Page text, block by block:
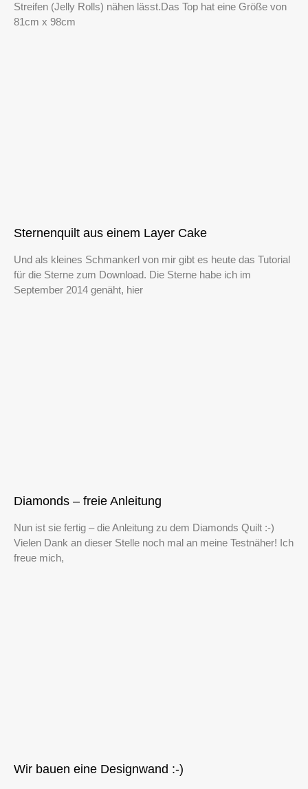
Streifen (Jelly Rolls) nähen lässt.Das Top hat eine Größe von
81cm x 98cm
Sternenquilt aus einem Layer Cake
Und als kleines Schmankerl von mir gibt es heute das Tutorial
für die Sterne zum Download. Die Sterne habe ich im
September 2014 genäht, hier
Diamonds – freie Anleitung
Nun ist sie fertig – die Anleitung zu dem Diamonds Quilt :-)
Vielen Dank an dieser Stelle noch mal an meine Testnäher! Ich
freue mich,
Wir bauen eine Designwand :-)